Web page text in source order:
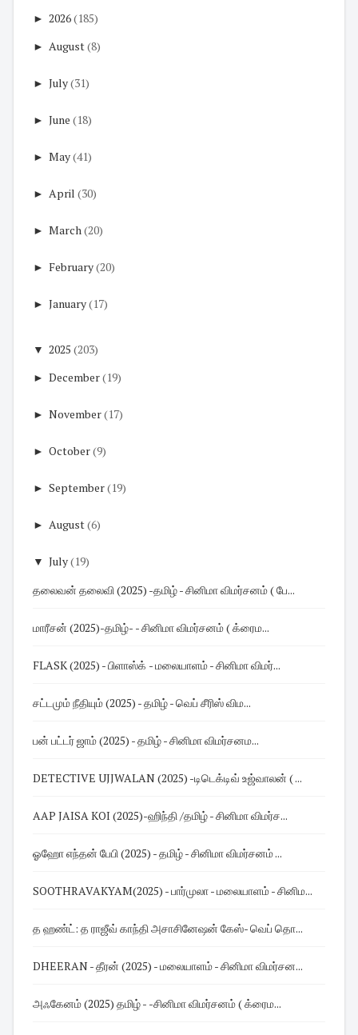
► 2026(185)
► August(8)
► July(31)
► June (18)
► May(41)
► April (30)
► March(20)
► February(20)
► January(17)
▼ 2025 (203)
► December(19)
► November(17)
► October(9)
► September(19)
► August(6)
▼ July(19)
தலைவன் தலைவி (2025) -தமிழ் - சினிமா விமர்சனம் ( பே...
மாரீசன் (2025)-தமிழ்- - சினிமா விமர்சனம் ( க்ரைம...
FLASK (2025) - பிளாஸ்க் - மலையாளம் - சினிமா விமர்...
சட்டமும் நீதியும் (2025) - தமிழ் - வெப் சீரிஸ் விம...
பன் பட்டர் ஜாம் (2025) - தமிழ் - சினிமா விமர்சனம...
DETECTIVE UJJWALAN (2025) -டிடெக்டிவ் உஜ்வாலன் ( ...
AAP JAISA KOI (2025)-ஹிந்தி /தமிழ் - சினிமா விமர்ச...
ஓஹோ எந்தன் பேபி (2025) - தமிழ் - சினிமா விமர்சனம் ...
SOOTHRAVAKYAM(2025) - பார்முலா - மலையாளம் - சினிம...
த ஹண்ட்: த ராஜீவ் காந்தி அசாசினேஷன் கேஸ்- வெப் தொ...
DHEERAN - தீரன் (2025) - மலையாளம் - சினிமா விமர்சன...
அஃகேனம் (2025) தமிழ் - -சினிமா விமர்சனம் ( க்ரைம...